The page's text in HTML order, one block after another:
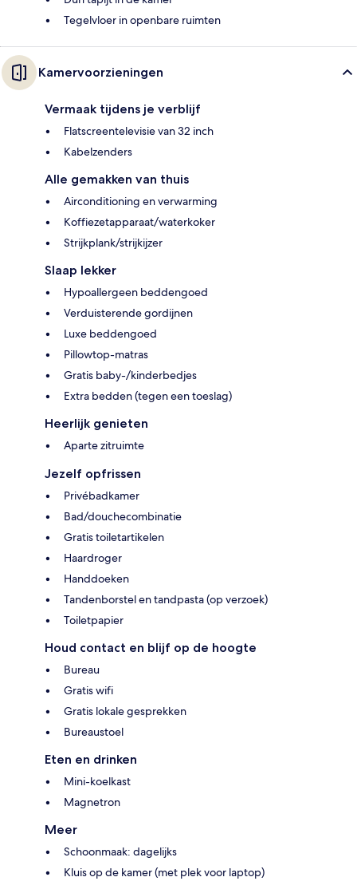
Tegelvloer in openbare ruimten
Kamervoorzieningen
Vermaak tijdens je verblijf
Flatscreentelevisie van 32 inch
Kabelzenders
Alle gemakken van thuis
Airconditioning en verwarming
Koffiezetapparaat/waterkoker
Strijkplank/strijkijzer
Slaap lekker
Hypoallergeen beddengoed
Verduisterende gordijnen
Luxe beddengoed
Pillowtop-matras
Gratis baby-/kinderbedjes
Extra bedden (tegen een toeslag)
Heerlijk genieten
Aparte zitruimte
Jezelf opfrissen
Privébadkamer
Bad/douchecombinatie
Gratis toiletartikelen
Haardroger
Handdoeken
Tandenborstel en tandpasta (op verzoek)
Toiletpapier
Houd contact en blijf op de hoogte
Bureau
Gratis wifi
Gratis lokale gesprekken
Bureaustoel
Eten en drinken
Mini-koelkast
Magnetron
Meer
Schoonmaak: dagelijks
Kluis op de kamer (met plek voor laptop)